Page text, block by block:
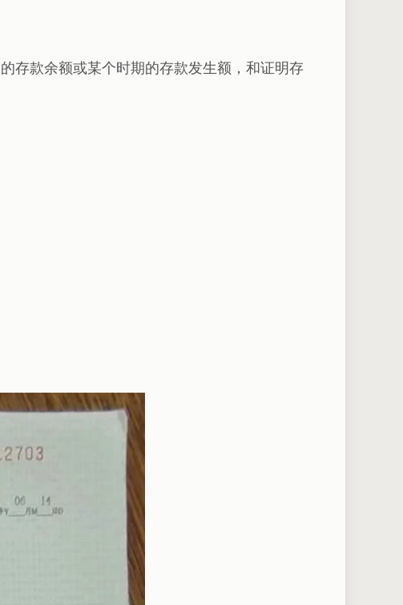
存款余额或某个时期的存款发生额，和证明存